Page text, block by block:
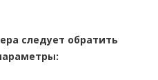
следует обратить